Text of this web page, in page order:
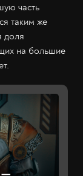
часть
таким же
доля
на большие